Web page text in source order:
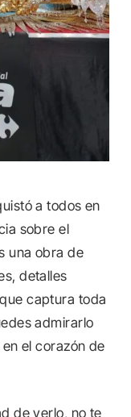
a todos en
sobre el
una obra de
detalles
captura toda
admirarlo
el corazón de
de verlo, no te